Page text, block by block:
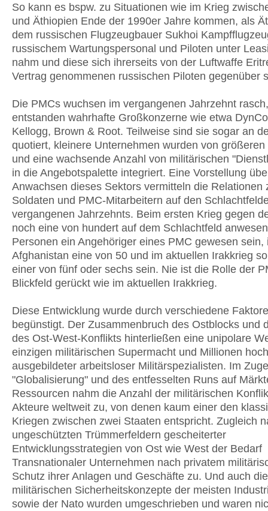
So kann es bspw. zu Situationen wie im Krieg
und Äthiopien Ende der 1990er Jahre kommen, als
dem russischen Flugzeugbauer Sukhoi
russischem Wartungspersonal und Piloten unter
nahm und diese sich ihrerseits von der Luftwaffe
Vertrag genommenen russischen Piloten gegenüber
Die PMCs wuchsen im vergangenen Jahrzehnt
entstanden wahrhafte Großkonzerne wie etwa
Kellogg, Brown & Root. Teilweise sind sie sogar an
quotiert, kleinere Unternehmen wurden von
und eine wachsende Anzahl von militärischen
in die Angebotspalette integriert. Eine Vorstellung
Anwachsen dieses Sektors vermitteln die Relationen
Soldaten und PMC-Mitarbeitern auf den
vergangenen Jahrzehnts. Beim ersten Krieg gegen
noch eine von hundert auf dem Schlachtfeld
Personen ein Angehöriger eines PMC gewesen sein,
Afghanistan eine von 50 und im aktuellen Irakkrieg
einer von fünf oder sechs sein. Nie ist die Rolle der
Blickfeld gerückt wie im aktuellen Irakkrieg.
Diese Entwicklung wurde durch verschiedene
begünstigt. Der Zusammenbruch des Ostblocks und
des Ost-West-Konflikts hinterließen eine unipolare
einzigen militärischen Supermacht und Millionen hoch
ausgebildeter arbeitsloser Militärspezialisten. Im
"Globalisierung" und des entfesselten Runs auf
Ressourcen nahm die Anzahl der militärischen
Akteure weltweit zu, von denen kaum einer den
Kriegen zwischen zwei Staaten entspricht. Zugleich
ungeschützten Trümmerfeldern gescheiterter
Entwicklungsstrategien von Ost wie West der Bedarf
Transnationaler Unternehmen nach privatem
Schutz ihrer Anlagen und Geschäfte zu. Und auch die
militärischen Sicherheitskonzepte der meisten
sowie der Nato wurden umgeschrieben und waren